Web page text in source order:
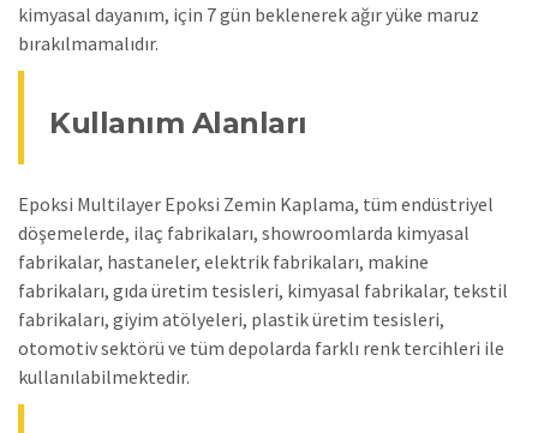
kimyasal dayanım, için 7 gün beklenerek ağır yüke maruz
bırakılmamalıdır.
Kullanım Alanları
Epoksi Multilayer Epoksi Zemin Kaplama, tüm endüstriyel
döşemelerde, ilaç fabrikaları, showroomlarda kimyasal
fabrikalar, hastaneler, elektrik fabrikaları, makine
fabrikaları, gıda üretim tesisleri, kimyasal fabrikalar, tekstil
fabrikaları, giyim atölyeleri, plastik üretim tesisleri,
otomotiv sektörü ve tüm depolarda farklı renk tercihleri ile
kullanılabilmektedir.